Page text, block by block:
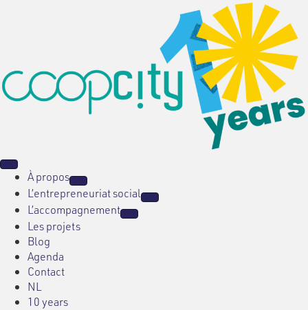
À propos
L’entrepreneuriat social
L’accompagnement
Les projets
Blog
Agenda
Contact
NL
10 years